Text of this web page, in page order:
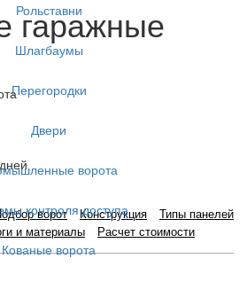
Рольставни
Шлагбаумы
Перегородки
Двери
ворота
контроля доступа
Кованые ворота
гаражные
ворот Конструкция
Типы панелей
и материалы Расчет стоимости